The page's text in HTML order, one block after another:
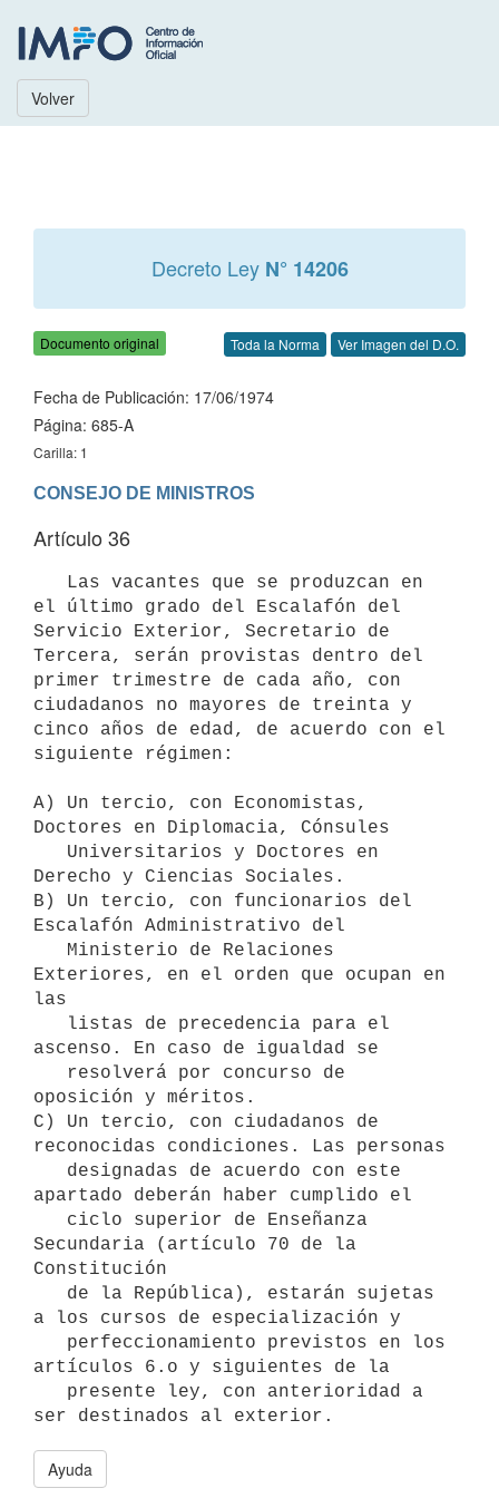
Volver
Decreto Ley N° 14206
Documento original Toda la Norma Ver Imagen del D.O.
Fecha de Publicación: 17/06/1974
Página: 685-A
Carilla: 1
CONSEJO DE MINISTROS
Artículo 36
el último grado del Escalafón del
Servicio Exterior, Secretario de
Tercera, serán provistas dentro del
primer trimestre de cada año, con
ciudadanos no mayores de treinta y
cinco años de edad, de acuerdo con el
siguiente régimen:
A) Un tercio, con Economistas,
Doctores en Diplomacia, Cónsules
Derecho y Ciencias Sociales.
B) Un tercio, con funcionarios del
Escalafón Administrativo del
Exteriores, en el orden que ocupan en
las
ascenso. En caso de igualdad se
oposición y méritos.
C) Un tercio, con ciudadanos de
reconocidas condiciones. Las personas
apartado deberán haber cumplido el
Secundaria (artículo 70 de la
Constitución
a los cursos de especialización y
artículos 6.o y siguientes de la
ser destinados al exterior.
Ayuda